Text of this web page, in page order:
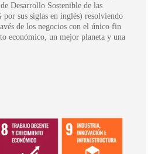
Desarrollo Sostenible de las
por sus siglas en inglés) resolviendo
de los negocios con el único fin
económico, un mejor planeta y una